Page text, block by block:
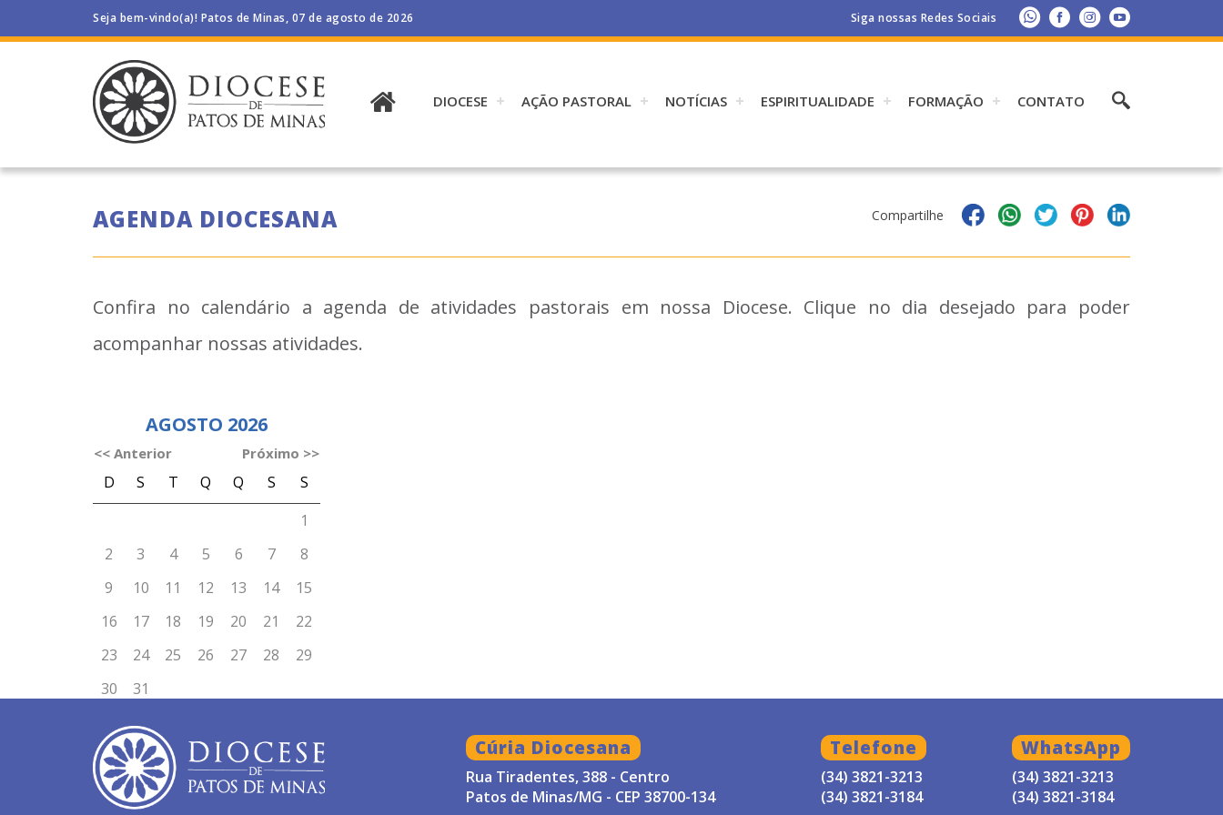
Seja bem-vindo(a)! Patos de Minas, 07 de agosto de 2026 Siga nossas Redes Sociais
DIOCESE AÇÃO PASTORAL NOTÍCIAS ESPIRITUALIDADE FORMAÇÃO CONTATO
Compartilhe
AGENDA DIOCESANA
Confira no calendário a agenda de atividades pastorais em nossa Diocese. Clique no dia desejado para poder
acompanhar nossas atividades.
Cúria Diocesana
Rua Tiradentes, 388 - Centro
Patos de Minas/MG - CEP 38700-134
Telefone
(34) 3821-3213
(34) 3821-3184
WhatsApp
(34) 3821-3213
(34) 3821-3184